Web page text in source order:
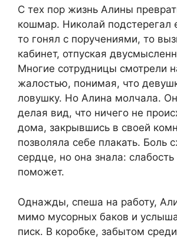
С тех пор жизнь Алины
кошмар. Николай подстерегал
то гонял с поручениями, то
кабинет, отпуская
Многие сотрудницы смотрели
жалостью, понимая, что
ловушку. Но Алина молчала.
делая вид, что ничего не
дома, закрывшись в своей
позволяла себе плакать. Боль
сердце, но она знала: слабость
поможет.
Однажды, спеша на работу,
мимо мусорных баков и
писк. В коробке, забытом